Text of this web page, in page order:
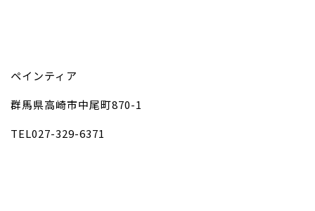
ペインティア
群馬県高崎市中尾町870-1
TEL027-329-6371